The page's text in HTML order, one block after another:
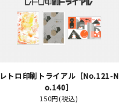
レトロ印刷トライアル［No.121-N
o.140］
150円(税込)